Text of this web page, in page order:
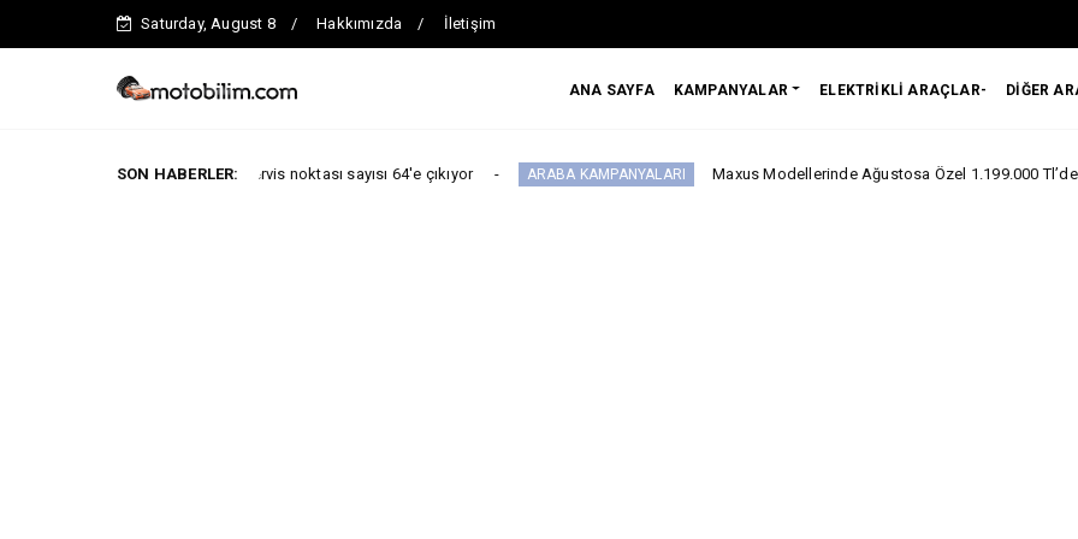
Saturday, August 8 Hakkımızda İletişim
ANA SAYFA KAMPANYALAR ELEKTRİKLİ ARAÇLAR- DİĞER
SON HABERLER:
kadar toplam servis noktası sayısı 64'e çıkıyor ARABA KAMPANYALARI Maxus Modellerinde Ağustosa Özel 1.199.000 Tl’den Başlayan